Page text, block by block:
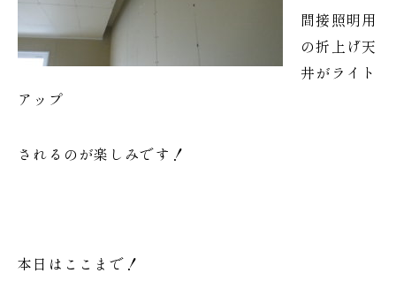
間接照明用
の折上げ天
井がライト
アップ
されるのが楽しみです！
本日はここまで！